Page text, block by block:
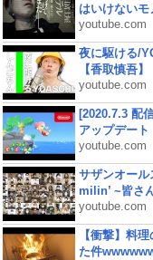
はいけない
youtube.com
夜に駆ける/
【香取慎吾】
youtube.com
[2020.7.3 配
アップデート
youtube.com
サザンオール
milin’ ~皆さ
youtube.com
【衝撃】料
た件